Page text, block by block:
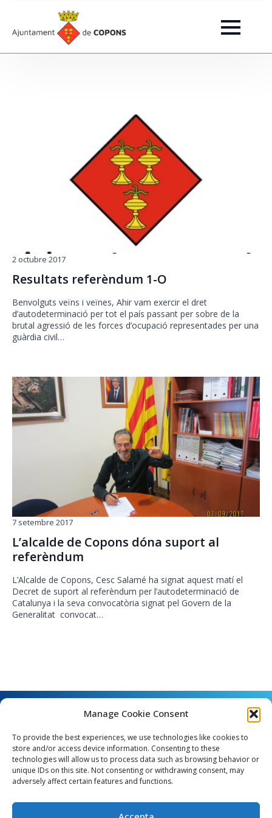
Manage Cookie Consent
To provide the best experiences, we use technologies like cookies to
store and/or access device information. Consenting to these
technologies will allow us to process data such as browsing behavior or
unique IDs on this site. Not consenting or withdrawing consent, may
adversely affect certain features and functions.
Resultats referèndum 1-O
2 octubre 2017
Benvolguts veïns i veïnes, Ahir vam exercir el dret
d’autodeterminació per tot el país passant per sobre de la
brutal agressió de les forces d’ocupació representades per una
guàrdia civil…
L’alcalde de Copons dóna suport al
referèndum
7 setembre 2017
L’Alcalde de Copons, Cesc Salamé ha signat aquest matí el
Decret de suport al referèndum per l’autodeterminació de
Catalunya i la seva convocatòria signat pel Govern de la
Generalitat convocat…
Angel Guimerà, 8 - 08289 Copons
e_mail: copons@copons.cat